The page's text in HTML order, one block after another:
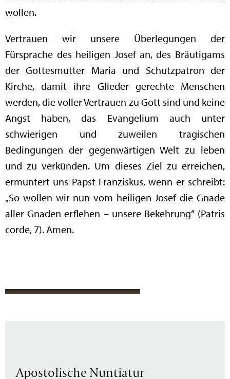
wollen.
Vertrauen wir unsere Überlegungen der
Fürsprache des heiligen Josef an, des Bräutigams
der Gottesmutter Maria und Schutzpatron der
Kirche, damit ihre Glieder gerechte Menschen
werden, die voller Vertrauen zu Gott sind und keine
Angst haben, das Evangelium auch unter
schwierigen und zuweilen tragischen
Bedingungen der gegenwärtigen Welt zu leben
und zu verkünden. Um dieses Ziel zu erreichen,
ermuntert uns Papst Franziskus, wenn er schreibt:
„So wollen wir nun vom heiligen Josef die Gnade
aller Gnaden erflehen – unsere Bekehrung“ (Patris
corde, 7). Amen.
Apostolische Nuntiatur